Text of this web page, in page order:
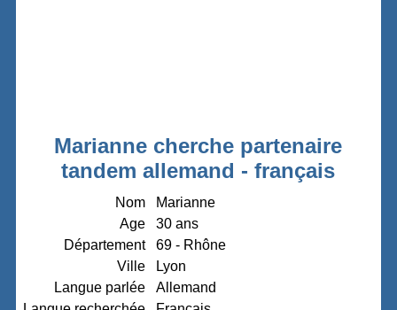
Marianne cherche partenaire
tandem allemand - français
Nom
Marianne
Age
30 ans
Département
69 - Rhône
Ville
Lyon
Langue parlée
Allemand